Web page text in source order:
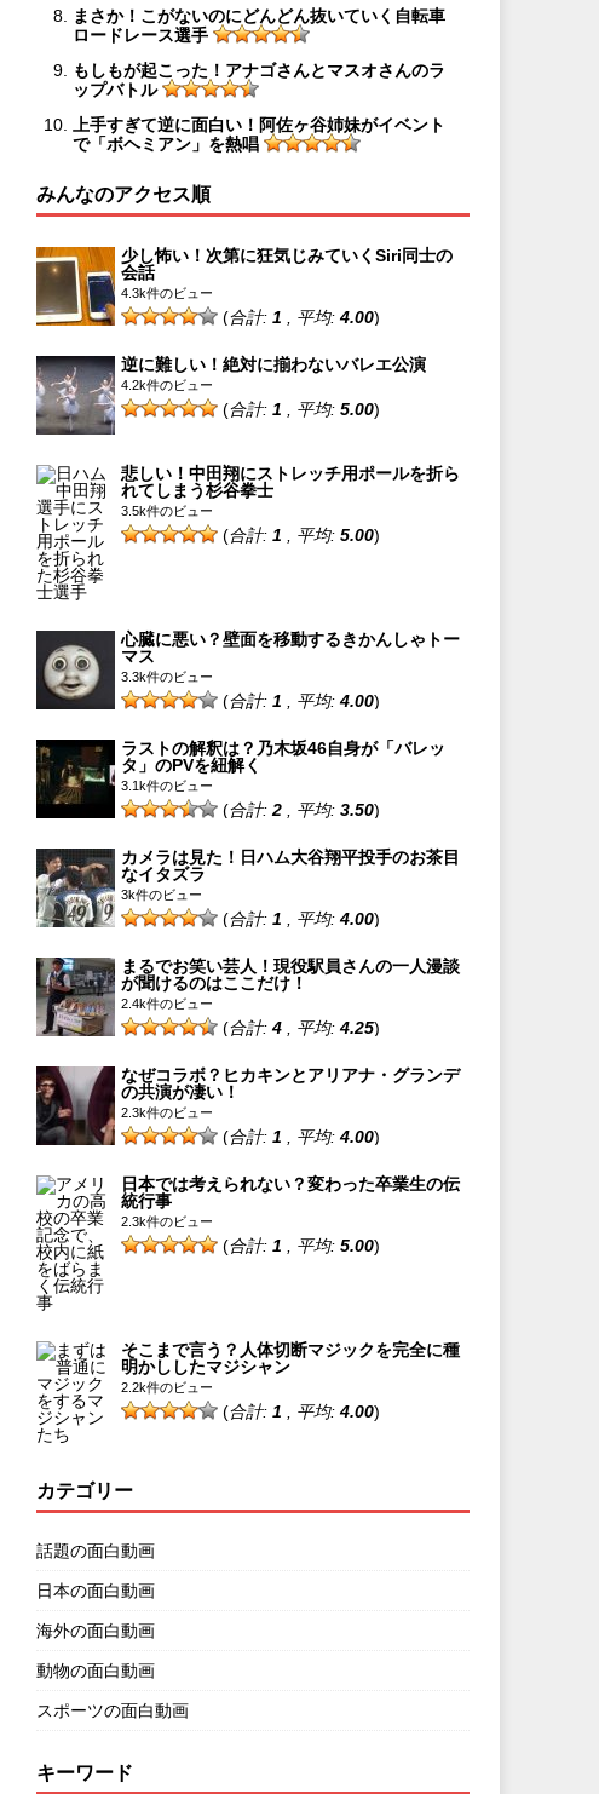
まさか！こがないのにどんどん抜いていく自転車
ロードレース選手
もしもが起こった！アナゴさんとマスオさんのラ
ップバトル
上手すぎて逆に面白い！阿佐ヶ谷姉妹がイベント
で「ボヘミアン」を熱唱
みんなのアクセス順
少し怖い！次第に狂気じみていくSiri同士の
会話
4.3k件のビュー
(合計:1 , 平均:4.00)
逆に難しい！絶対に揃わないバレエ公演
4.2k件のビュー
(合計:1 , 平均:5.00)
悲しい！中田翔にストレッチ用ポールを折ら
れてしまう杉谷拳士
3.5k件のビュー
(合計:1 , 平均:5.00)
心臓に悪い？壁面を移動するきかんしゃトー
マス
3.3k件のビュー
(合計:1 , 平均:4.00)
ラストの解釈は？乃木坂46自身が「バレッ
タ」のPVを紐解く
3.1k件のビュー
(合計:2 , 平均:3.50)
カメラは見た！日ハム大谷翔平投手のお茶目
なイタズラ
3k件のビュー
(合計:1 , 平均:4.00)
まるでお笑い芸人！現役駅員さんの一人漫談
が聞けるのはここだけ！
2.4k件のビュー
(合計:4 , 平均:4.25)
なぜコラボ？ヒカキンとアリアナ・グランデ
の共演が凄い！
2.3k件のビュー
(合計:1 , 平均:4.00)
日本では考えられない？変わった卒業生の伝
統行事
2.3k件のビュー
(合計:1 , 平均:5.00)
そこまで言う？人体切断マジックを完全に種
明かししたマジシャン
2.2k件のビュー
(合計:1 , 平均:4.00)
カテゴリー
話題の面白動画
日本の面白動画
海外の面白動画
動物の面白動画
スポーツの面白動画
キーワード